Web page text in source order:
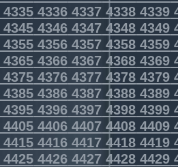
4335 4336 4337 4338 4339
4345 4346 4347 4348 4349
4355 4356 4357 4358 4359
4365 4366 4367 4368 4369
4375 4376 4377 4378 4379
4385 4386 4387 4388 4389
4395 4396 4397 4398 4399
4405 4406 4407 4408 4409
4415 4416 4417 4418 4419
4425 4426 4427 4428 4429